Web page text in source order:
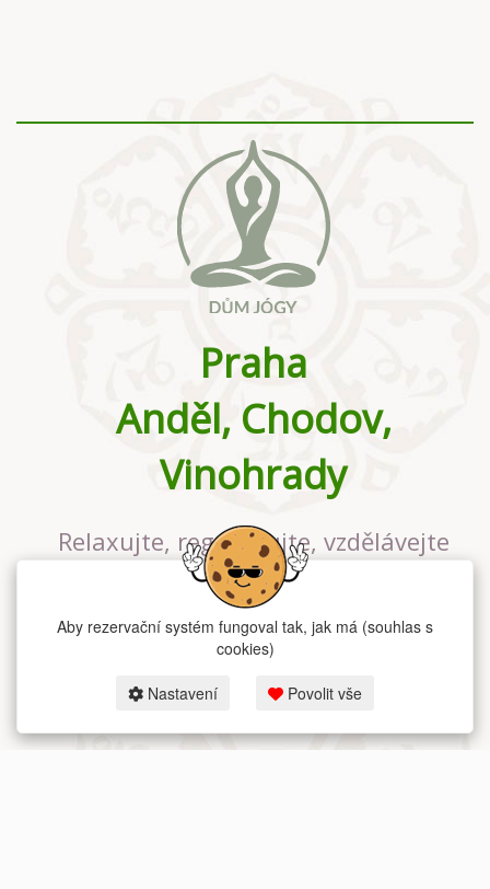
Praha
Anděl, Chodov,
Vinohrady
Relaxujte, regenerujte, vzdělávejte
se v největším jógovém studiu v
Praze
Aby rezervační systém fungoval tak, jak má (souhlas s
cookies)
Nastavení Povolit vše